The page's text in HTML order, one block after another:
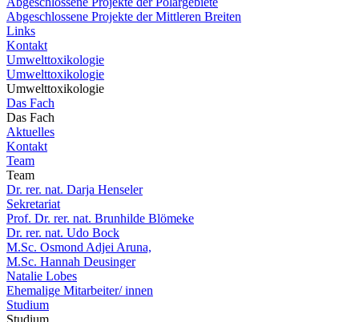
Abgeschlossene Projekte der Mittleren Breiten
Links
Kontakt
Umwelttoxikologie
Umwelttoxikologie
Umwelttoxikologie
Das Fach
Das Fach
Aktuelles
Kontakt
Team
Team
Dr. rer. nat. Darja Henseler
Sekretariat
Prof. Dr. rer. nat. Brunhilde Blömeke
Dr. rer. nat. Udo Bock
M.Sc. Osmond Adjei Aruna,
M.Sc. Hannah Deusinger
Natalie Lobes
Ehemalige Mitarbeiter/ innen
Studium
Studium